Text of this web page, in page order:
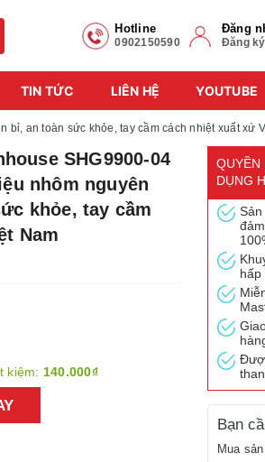
Hotline
0902150590
Đăng
Đăng ký
TIN TỨC LIÊN HỆ YOUTUBE
bỉ, an toàn sức khỏe, tay cầm cách nhiệt xuất xứ
SHG9900-04
nhôm nguyên
khỏe, tay cầm
Nam
kiệm: 140.000₫
QUYỀN
DỤNG
hấp
Bạn
Mua